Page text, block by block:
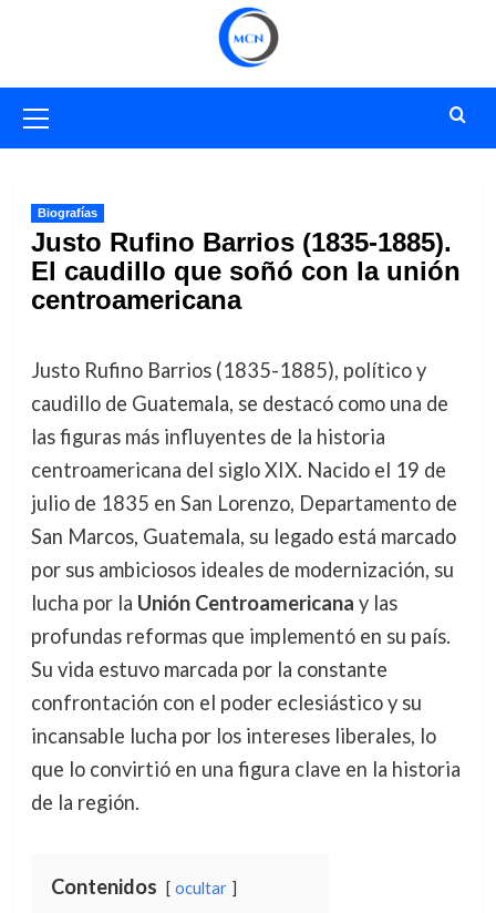
primario
Biografías
Justo Rufino Barrios (1835-1885).
El caudillo que soñó con la unión
centroamericana
Justo Rufino Barrios (1835-1885), político y
caudillo de Guatemala, se destacó como una de
las figuras más influyentes de la historia
centroamericana del siglo XIX. Nacido el 19 de
julio de 1835 en San Lorenzo, Departamento de
San Marcos, Guatemala, su legado está marcado
por sus ambiciosos ideales de modernización, su
lucha por la Unión Centroamericana y las
profundas reformas que implementó en su país.
Su vida estuvo marcada por la constante
confrontación con el poder eclesiástico y su
incansable lucha por los intereses liberales, lo
que lo convirtió en una figura clave en la historia
de la región.
Contenidos ocultar